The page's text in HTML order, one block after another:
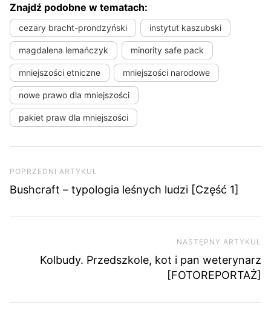
Znajdź podobne w tematach:
cezary bracht-prondzyński instytut kaszubski
magdalena lemańczyk minority safe pack
mniejszości etniczne mniejszości narodowe
nowe prawo dla mniejszości
pakiet praw dla mniejszości
Poprzedni artykuł
POPRZEDNI ARTYKUŁ
Bushcraft – typologia leśnych ludzi [Część 1]
NASTĘPNY ARTYKUŁ
Kolbudy. Przedszkole, kot i pan weterynarz
[FOTOREPORTAŻ]